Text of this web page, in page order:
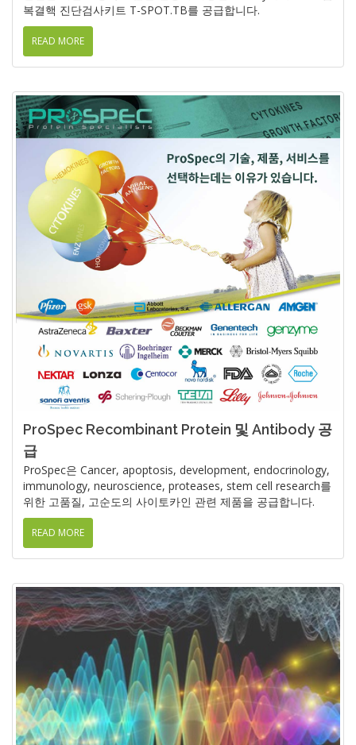
복결핵 진단검사키트 T-SPOT.TB를 공급합니다.
READ MORE
ProSpec Recombinant Protein 및 Antibody 공
급
ProSpec은 Cancer, apoptosis, development, endocrinology,
immunology, neuroscience, proteases, stem cell research를
위한 고품질, 고순도의 사이토카인 관련 제품을 공급합니다.
READ MORE